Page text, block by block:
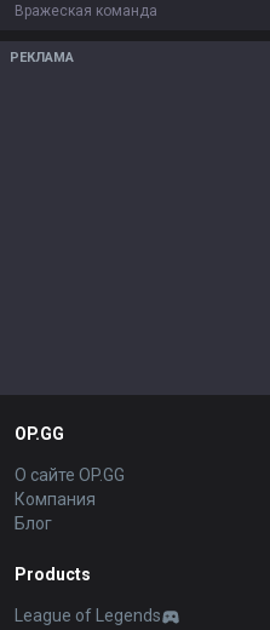
Вражеская команда
РЕКЛАМА
OP.GG
О сайте OP.GG
Компания
Блог
Products
League of Legends